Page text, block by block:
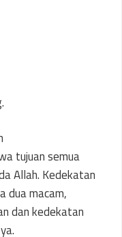
tujuan semua
Allah. Kedekatan
dua macam,
dan kedekatan